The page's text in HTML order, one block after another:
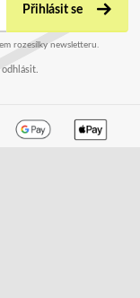
Přihlásit se
rozesílky newsletteru.